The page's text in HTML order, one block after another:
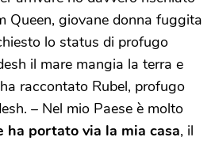
Queen, giovane donna fuggita
lo status di profugo
il mare mangia la terra e
raccontato Rubel, profugo
– Nel mio Paese è molto
ha portato via la mia casa, il